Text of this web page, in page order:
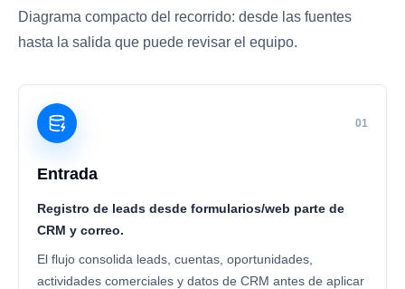
Diagrama compacto del recorrido: desde las fuentes
hasta la salida que puede revisar el equipo.
01
Entrada
Registro de leads desde formularios/web parte de
CRM y correo.
El flujo consolida leads, cuentas, oportunidades,
actividades comerciales y datos de CRM antes de aplicar